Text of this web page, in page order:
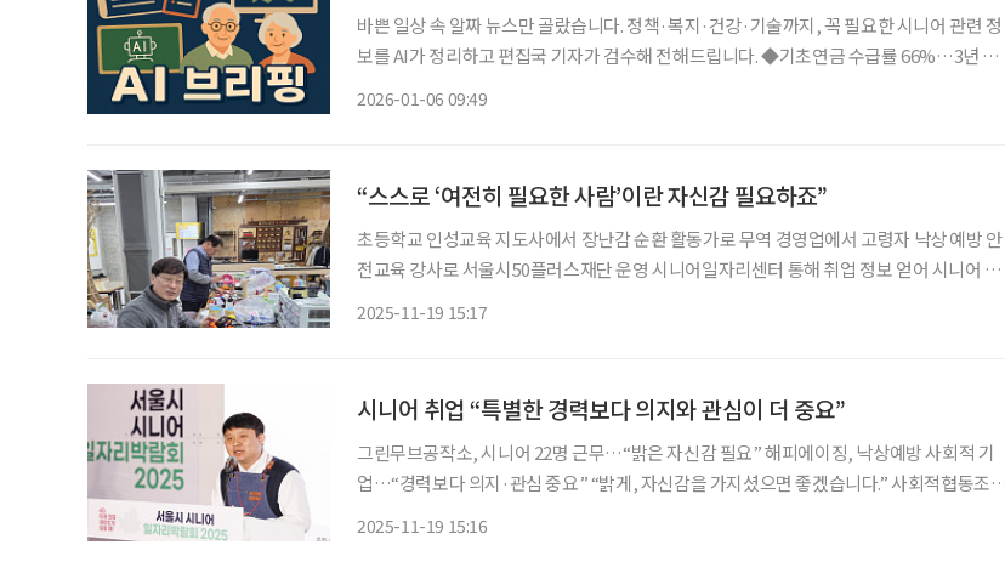
바쁜 일상 속 알짜 뉴스만 골랐습니다. 정책·복지·건강·기술까지, 꼭 필요한 시니어 관련 정
보를 AI가 정리하고 편집국 기자가 검수해 전해드립니다. ◆기초연금 수급률 66%…3년 연속
2026-01-06 09:49
“스스로 ‘여전히 필요한 사람’이란 자신감 필요하죠”
초등학교 인성교육 지도사에서 장난감 순환 활동가로 무역 경영업에서 고령자 낙상 예방 안
전교육 강사로 서울시50플러스재단 운영 시니어일자리센터 통해 취업 정보 얻어 시니어 일
2025-11-19 15:17
시니어 취업 “특별한 경력보다 의지와 관심이 더 중요”
그린무브공작소, 시니어 22명 근무…“밝은 자신감 필요” 해피에이징, 낙상예방 사회적 기
업…“경력보다 의지·관심 중요” “밝게, 자신감을 가지셨으면 좋겠습니다.” 사회적협동조합
2025-11-19 15:16